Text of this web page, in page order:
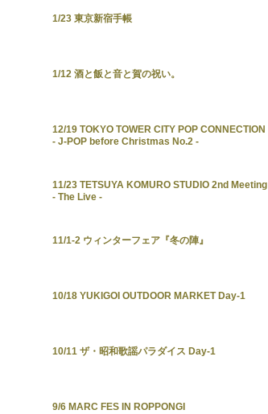
1/23 東京新宿手帳
1/12 酒と飯と音と賀の祝い。
12/19 TOKYO TOWER CITY POP CONNECTION
- J-POP before Christmas No.2 -
11/23 TETSUYA KOMURO STUDIO 2nd Meeting
- The Live -
11/1-2 ウィンターフェア『冬の陣』
10/18 YUKIGOI OUTDOOR MARKET Day-1
10/11 ザ・昭和歌謡パラダイス Day-1
9/6 MARC FES IN ROPPONGI